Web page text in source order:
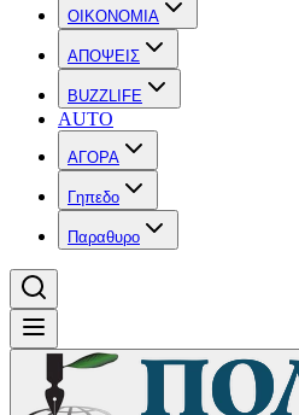
OIKONOMIA
ΑΠΟΨΕΙΣ
BUZZLIFE
AUTO
ΑΓΟΡΑ
Γηπεδο
Παραθυρο